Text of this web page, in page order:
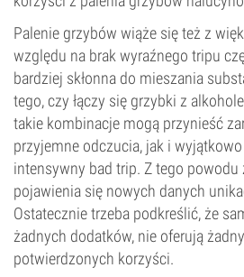
Palenie grzybów wiąże się też z
względu na brak wyraźnego tripu
bardziej skłonna do mieszania
tego, czy łączy się grzybki z
takie kombinacje mogą przynieść
przyjemne odczucia, jak i
intensywny bad trip. Z tego powodu
pojawienia się nowych danych
Ostatecznie trzeba podkreślić, że
żadnych dodatków, nie oferują
potwierdzonych korzyści.